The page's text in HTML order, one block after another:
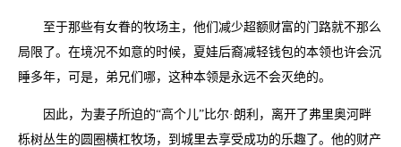
至于那些有女眷的牧场主，他们减少超额财富的门路就不那么
局限了。在境况不如意的时候，夏娃后裔减轻钱包的本领也许会沉
睡多年，可是，弟兄们哪，这种本领是永远不会灭绝的。
因此，为妻子所迫的“高个儿”比尔·朗利，离开了弗里奥河畔
栎树丛生的圆圈横杠牧场，到城里去享受成功的乐趣了。他的财产